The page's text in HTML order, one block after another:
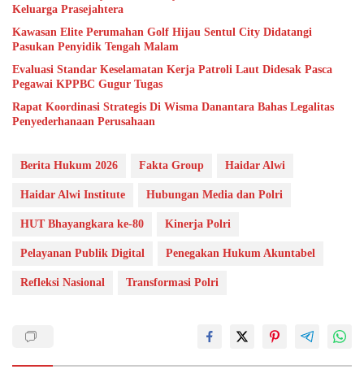
Keluarga Prasejahtera
Kawasan Elite Perumahan Golf Hijau Sentul City Didatangi
Pasukan Penyidik Tengah Malam
Evaluasi Standar Keselamatan Kerja Patroli Laut Didesak Pasca
Pegawai KPPBC Gugur Tugas
Rapat Koordinasi Strategis Di Wisma Danantara Bahas Legalitas
Penyederhanaan Perusahaan
Berita Hukum 2026 Fakta Group Haidar Alwi
Haidar Alwi Institute Hubungan Media dan Polri
HUT Bhayangkara ke-80 Kinerja Polri
Pelayanan Publik Digital Penegakan Hukum Akuntabel
Refleksi Nasional Transformasi Polri